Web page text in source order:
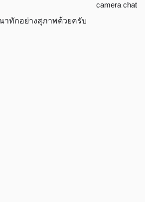
camera chat
าทักอย่างสุภาพด้วยครับ